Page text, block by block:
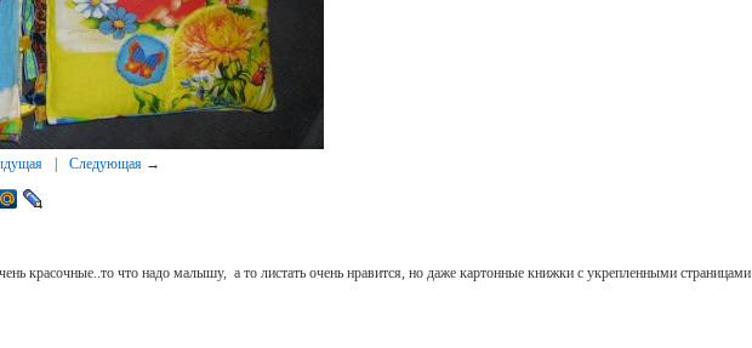
Следующая →
красочные..то что надо малышу, а то листать очень нравится, но даже картонные книжки с укрепленными страницами